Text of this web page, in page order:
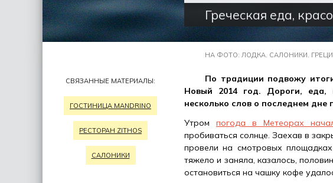
Греческая еда,
НА ФОТО: ЛОДКА. САЛОНИКИ.
СВЯЗАННЫЕ МАТЕРИАЛЫ:
ГОСТИНИЦА MANDRINO
РЕСТОРАН ZITHOS
САЛОНИКИ
По традиции подвожу
Новый 2014 год. Дороги, еда,
несколько слов о последнем дне
Утром погода в Метеорах
пробиваться солнце. Заехав в
провели на смотровых
тяжело и заняла, казалось,
остановиться на чашку кофе